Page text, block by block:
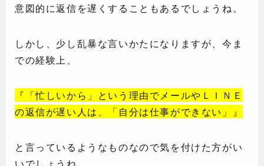
意図的に返信を遅くすることもあるでしょうね。
しかし、少し乱暴な言いかたになりますが、今ま
での経験上、
『「忙しいから」という理由でメールやＬＩＮＥ
の返信が遅い人は、「自分は仕事ができない」』
と言っているようなものなので気を付けた方がい
いでしょうね。